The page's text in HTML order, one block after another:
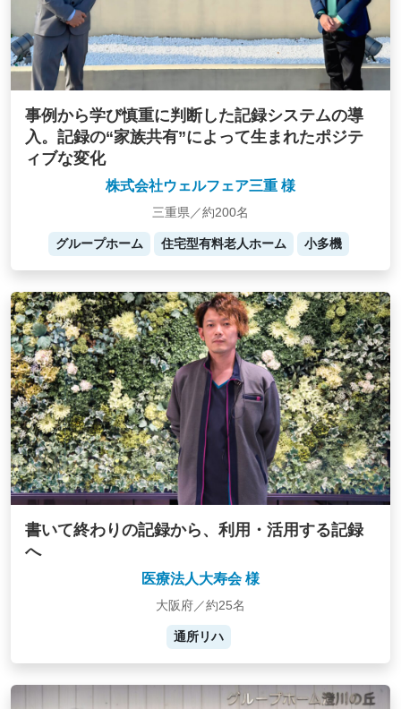
事例から学び慎重に判断した記録システムの導
入。記録の“家族共有”によって生まれたポジテ
ィブな変化
株式会社ウェルフェア三重 様
三重県／約200名
グループホーム 住宅型有料老人ホーム 小多機
書いて終わりの記録から、利用・活用する記録
へ
医療法人大寿会 様
大阪府／約25名
通所リハ